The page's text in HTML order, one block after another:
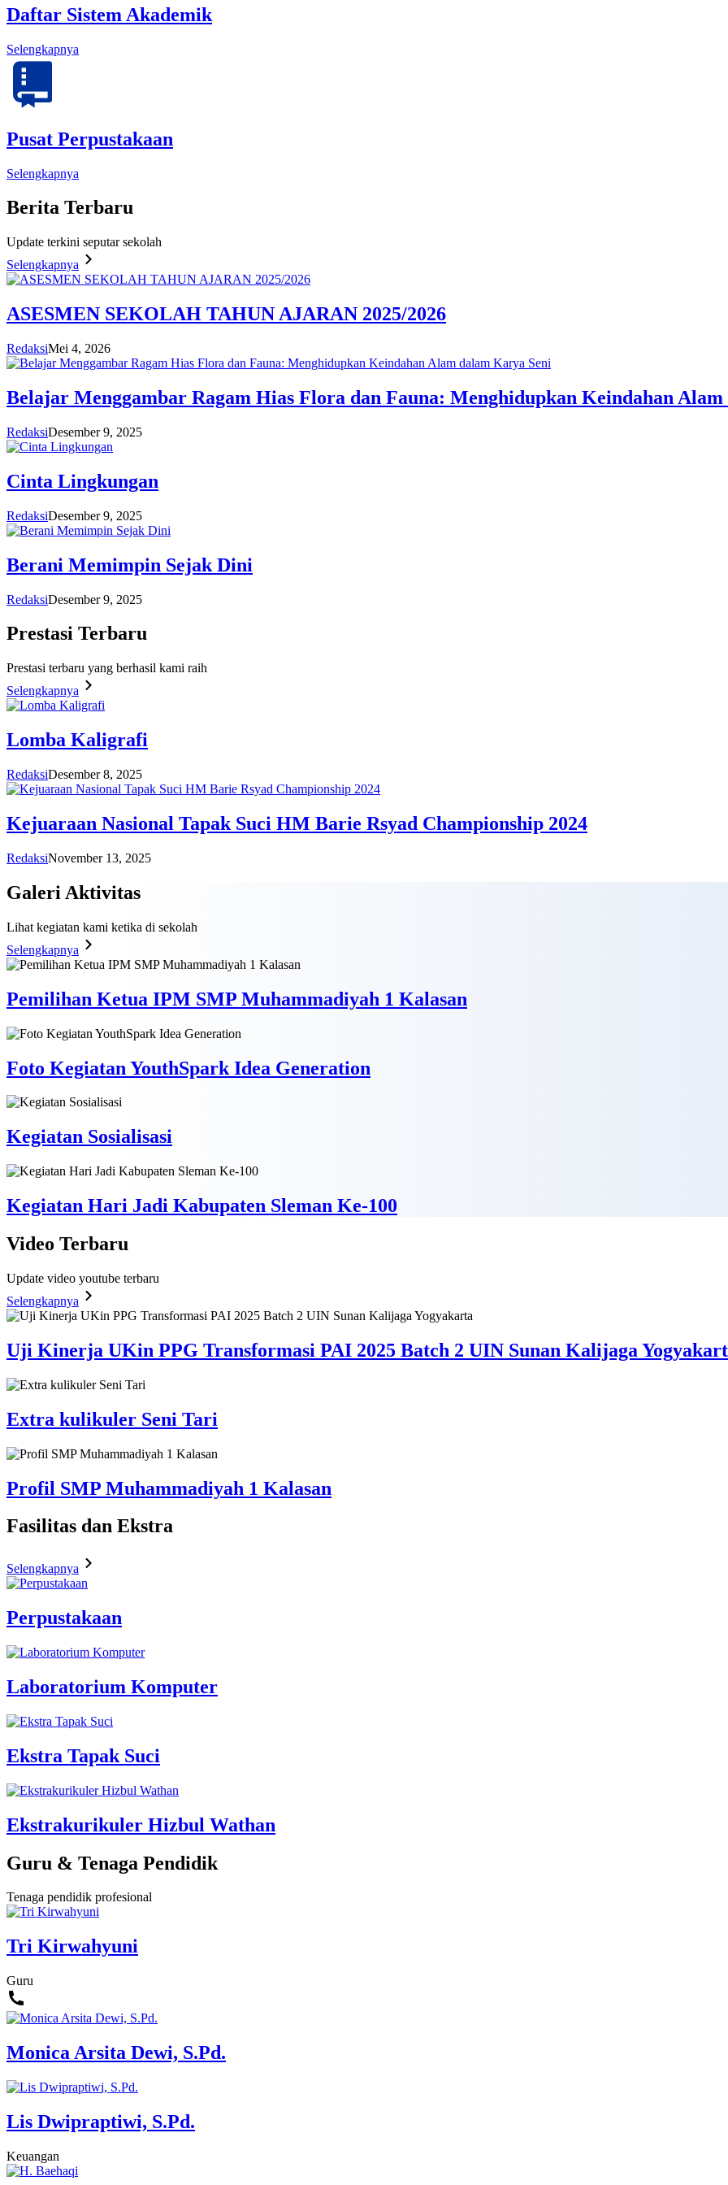
Daftar Sistem Akademik
Selengkapnya
Pusat Perpustakaan
Selengkapnya
Berita Terbaru
Update terkini seputar sekolah
Selengkapnya
ASESMEN SEKOLAH TAHUN AJARAN 2025/2026
RedaksiMei 4, 2026
Belajar Menggambar Ragam Hias Flora dan Fauna: Menghidupkan Keindahan
RedaksiDesember 9, 2025
Cinta Lingkungan
RedaksiDesember 9, 2025
Berani Memimpin Sejak Dini
RedaksiDesember 9, 2025
Prestasi Terbaru
Prestasi terbaru yang berhasil kami raih
Selengkapnya
Lomba Kaligrafi
RedaksiDesember 8, 2025
Kejuaraan Nasional Tapak Suci HM Barie Rsyad Championship 2024
RedaksiNovember 13, 2025
Galeri Aktivitas
Lihat kegiatan kami ketika di sekolah
Selengkapnya
Pemilihan Ketua IPM SMP Muhammadiyah 1 Kalasan
Foto Kegiatan YouthSpark Idea Generation
Kegiatan Sosialisasi
Kegiatan Hari Jadi Kabupaten Sleman Ke-100
Video Terbaru
Update video youtube terbaru
Selengkapnya
Uji Kinerja UKin PPG Transformasi PAI 2025 Batch 2 UIN Sunan Kalijaga
Extra kulikuler Seni Tari
Profil SMP Muhammadiyah 1 Kalasan
Fasilitas dan Ekstra
Selengkapnya
Perpustakaan
Laboratorium Komputer
Ekstra Tapak Suci
Ekstrakurikuler Hizbul Wathan
Guru & Tenaga Pendidik
Tenaga pendidik profesional
Tri Kirwahyuni
Guru
Monica Arsita Dewi, S.Pd.
Lis Dwipraptiwi, S.Pd.
Keuangan